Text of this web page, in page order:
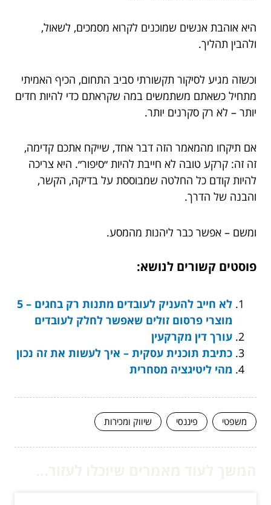
היא אוהבת אנשים שמוכנים לקרוא מסמכים, לשאול,
ולהבין תהליך.
וכשזה מגיע לסיקור תקשורתי סביב התחום, הכיף האמיתי
מתחיל כשאתם משתמשים במה שקראתם כדי להיות חדים
יותר – לא רק סקרנים יותר.
אם תיקחו מהמאמר הזה דבר אחד, שייקח אתכם קדימה,
זה זה: קרקע טובה לא חייבת להיות ״סיפור״. היא צריכה
להיות קודם כל החלטה שמבוססת על בדיקה, הקשר,
והבנה של הדרך.
ומשם – אפשר כבר ליהנות מהמסע.
פוסטים קשורים לנושא:
לא חייב להעניק לעובדים מתנות רק בחגים – 5
מוצרי פרסום זולים שאפשר לחלק לעובדים
עורך דין מקרקעין
כתיבת תוכנית עסקית – איך לעשות את זה נכון
מהי ליטיגציה מסחרית
משפטי פיננסי שיווק ומכירות